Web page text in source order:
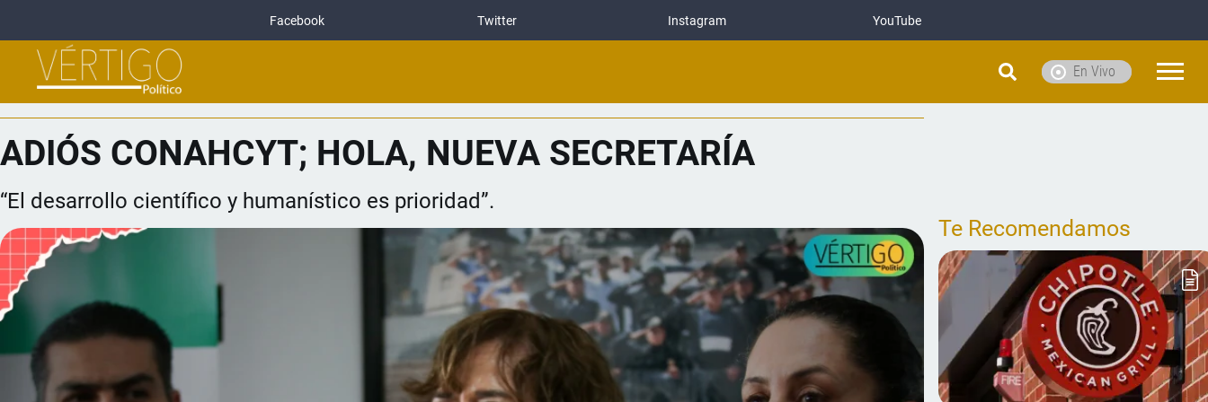
Facebook Twitter Instagram YouTube
En Vivo
ADIÓS CONAHCYT; HOLA, NUEVA SECRETARÍA
“El desarrollo científico y humanístico es prioridad”.
Te Recomendamos